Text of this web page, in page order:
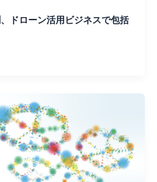
ドローン活用ビジネスで包括